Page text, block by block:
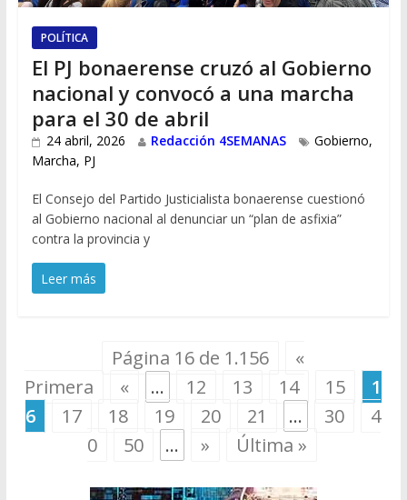
POLÍTICA
El PJ bonaerense cruzó al Gobierno
nacional y convocó a una marcha
para el 30 de abril
24 abril, 2026 Redacción 4SEMANAS Gobierno,
Marcha, PJ
El Consejo del Partido Justicialista bonaerense cuestionó
al Gobierno nacional al denunciar un “plan de asfixia”
contra la provincia y
Leer más
Página 16 de 1.156
«
Primera
« ... 12 13 14 15
1
6
17 18 19 20 21 ... 30
4
0
50 ... » Última »